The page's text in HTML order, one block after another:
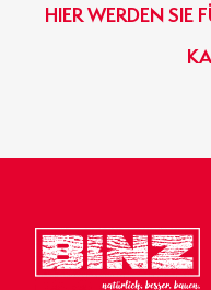
HIER WERDEN SIE